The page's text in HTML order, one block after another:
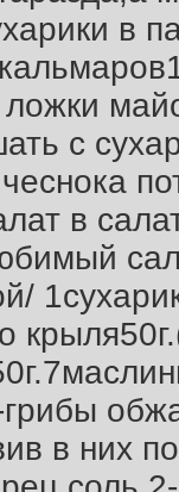
в
ложки
с
в
грибы
в них